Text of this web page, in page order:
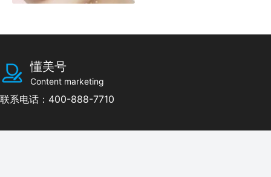
懂美号
Content marketing
联系电话：400-888-7710